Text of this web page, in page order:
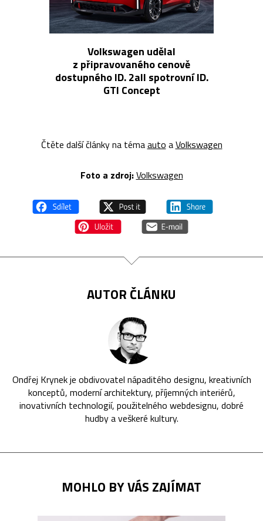
Volkswagen udělal
z připravovaného cenově
dostupného ID. 2all spotrovní ID.
GTI Concept
Čtěte další články na témaauto aVolkswagen
Foto a zdroj:Volkswagen
AUTOR ČLÁNKU
Ondřej Krynek je obdivovatel nápaditého designu, kreativních
konceptů, moderní architektury, příjemných interiérů,
inovativních technologií, použitelného webdesignu, dobré
hudby a veškeré kultury.
MOHLO BY VÁS ZAJÍMAT